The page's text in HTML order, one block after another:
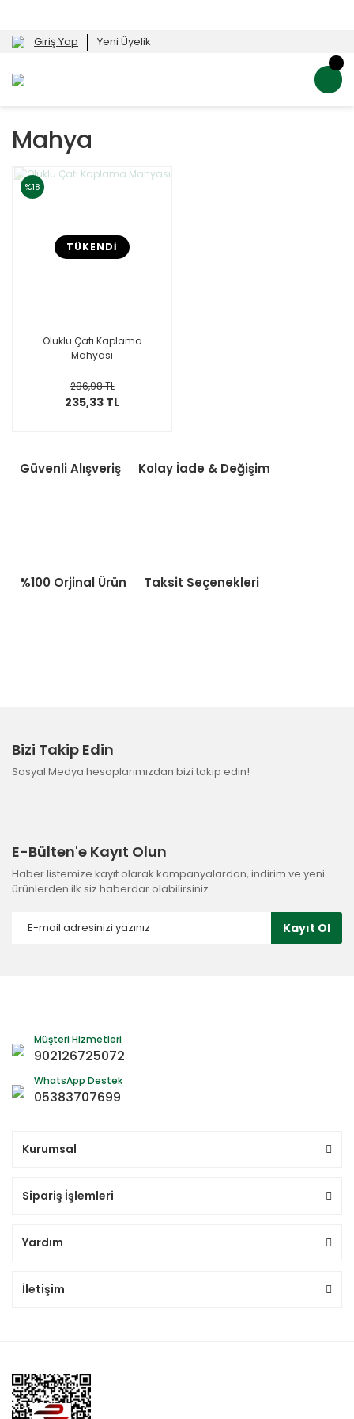
Giriş Yap Yeni Üyelik
Mahya
%18
TÜKENDİ
Oluklu Çatı Kaplama
Mahyası
286,98 TL
235,33 TL
Güvenli Alışveriş Kolay İade & Değişim
%100 Orjinal Ürün Taksit Seçenekleri
Bizi Takip Edin
Sosyal Medya hesaplarımızdan bizi takip edin!
E-Bülten'e Kayıt Olun
Haber listemize kayıt olarak kampanyalardan, indirim ve yeni
ürünlerden ilk siz haberdar olabilirsiniz.
Kayıt Ol
Müşteri Hizmetleri
902126725072
WhatsApp Destek
05383707699
Kurumsal
Sipariş İşlemleri
Yardım
İletişim